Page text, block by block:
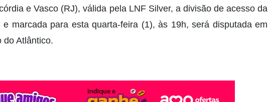
e Vasco (RJ), válida pela LNF Silver, a divisão de acesso da
marcada para esta quarta-feira (1), às 19h, será disputada em
do Atlântico.